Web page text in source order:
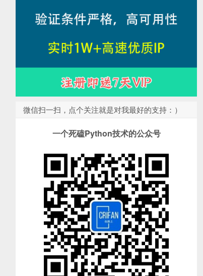
微信扫一扫，点个关注就是对我最好的支持：）
一个死磕Python技术的公众号